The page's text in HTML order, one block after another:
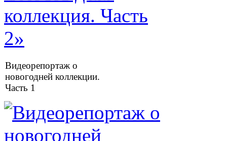
Видеорепортаж о
новогодней коллекции.
Часть 1